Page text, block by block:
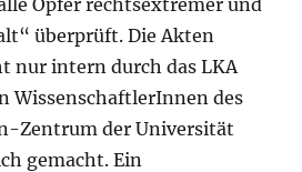
überprüft. Die Akten
nur intern durch das LKA
WissenschaftlerInnen des
Zentrum der Universität
gemacht. Ein